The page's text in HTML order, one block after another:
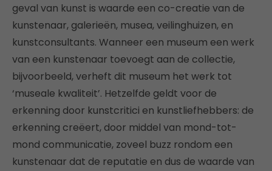
geval van kunst is waarde een co-creatie van de
kunstenaar, galerieën, musea, veilinghuizen, en
kunstconsultants. Wanneer een museum een werk
van een kunstenaar toevoegt aan de collectie,
bijvoorbeeld, verheft dit museum het werk tot
‘museale kwaliteit’. Hetzelfde geldt voor de
erkenning door kunstcritici en kunstliefhebbers: de
erkenning creëert, door middel van mond-tot-
mond communicatie, zoveel buzz rondom een
kunstenaar dat de reputatie en dus de waarde van